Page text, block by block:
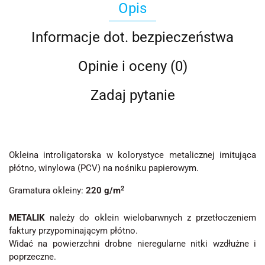
Opis
Informacje dot. bezpieczeństwa
Opinie i oceny (0)
Zadaj pytanie
Okleina introligatorska w kolorystyce metalicznej imitująca
płótno, winylowa (PCV) na nośniku papierowym.
Gramatura okleiny: 220 g/m2
METALIK należy do oklein wielobarwnych z przetłoczeniem
faktury przypominającym płótno.
Widać na powierzchni drobne nieregularne nitki wzdłużne i
poprzeczne.